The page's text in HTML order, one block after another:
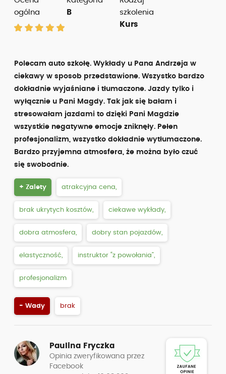
ogólna
B
szkolenia
Kurs
Polecam auto szkołę. Wykłady u Pana Andrzeja w
ciekawy w sposob przedstawione. Wszystko bardzo
dokładnie wyjaśniane i tłumaczone. Jazdy tylko i
wyłącznie u Pani Magdy. Tak jak się bałam i
stresowałam jazdami to dzięki Pani Magdzie
wszystkie negatywne emocje zniknęły. Pełen
profesjonalizm, wszystko dokładnie wytłumaczone.
Bardzo przyjemna atmosfera, że można było czuć
się swobodnie.
+ Zalety atrakcyjna cena,
brak ukrytych kosztów, ciekawe wykłady,
dobra atmosfera, dobry stan pojazdów,
elastyczność, instruktor “z powołania”,
profesjonalizm
- Wady brak
Paulina Fryczka
Opinia zweryfikowana przez
Facebook